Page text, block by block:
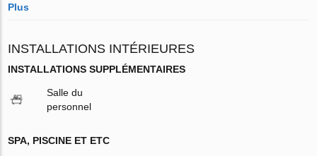
Plus
INSTALLATIONS INTÉRIEURES
INSTALLATIONS SUPPLÉMENTAIRES
Salle du
personnel
SPA, PISCINE ET ETC